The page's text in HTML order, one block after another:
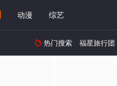
动漫 综艺
 热门搜索 福星旅行团